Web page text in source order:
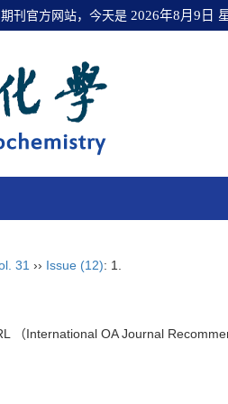
刊官方网站，今天是 2026年8月9日
31 ›› Issue (12): 1.
（International OA Journal